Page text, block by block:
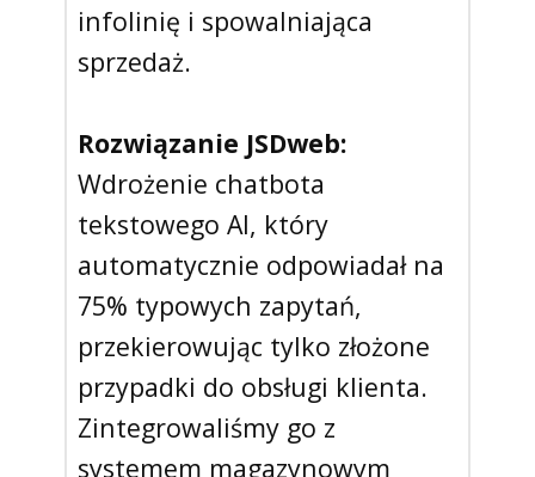
infolinię i spowalniająca
sprzedaż.
Rozwiązanie JSDweb:
Wdrożenie chatbota
tekstowego AI, który
automatycznie odpowiadał na
75% typowych zapytań,
przekierowując tylko złożone
przypadki do obsługi klienta.
Zintegrowaliśmy go z
systemem magazynowym